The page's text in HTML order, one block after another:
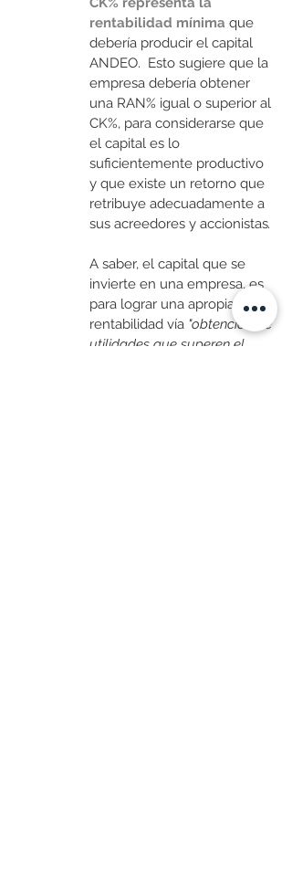
rentabilidad mínima que
debería producir el capital
ANDEO.  Esto sugiere que la
empresa debería obtener
una RAN% igual o superior al
CK%, para considerarse que
el capital es lo
suficientemente productivo
y que existe un retorno que
retribuye adecuadamente a
sus acreedores y accionistas.
A saber, el capital que se
invierte en una empresa, es
para lograr una apropiada
rentabilidad vía "obtención de
utilidades que superen el